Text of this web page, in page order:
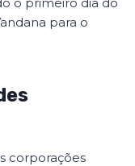
para o
corporações